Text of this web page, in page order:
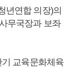
년연합 의장)의
무국장과 보좌
교육문화체육